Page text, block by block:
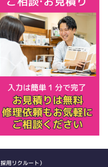
用リクルート）